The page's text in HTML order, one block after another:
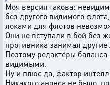
Моя версия такова:
без другого видимого
локами для флотов
Они не вступали в бой без
противника занимал другие
Поэтому редактёры
видимыми.
Ну и плюс да, фактор
Никакого анонса не было,